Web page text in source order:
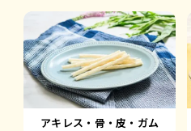
アキレス・骨・皮・ガム